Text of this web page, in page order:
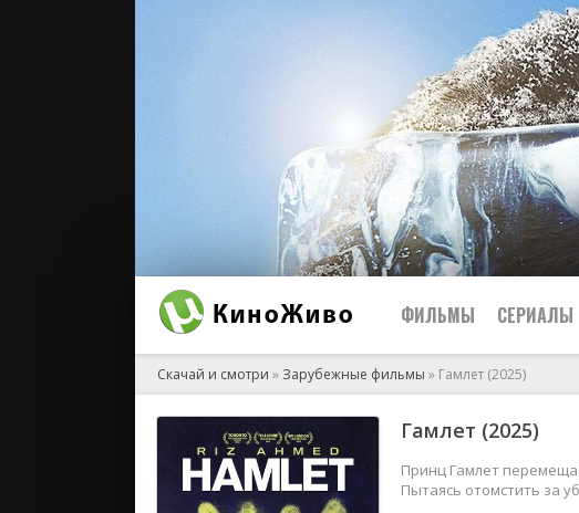
ФИЛЬМЫ
2026
2025
2024
СЕРИАЛЫ
2026
2025
2024
Скачай и смотри » Зарубежные фильмы » Гамлет (2025)
Гамлет (2025)
Принц Гамлет
Пытаясь отомстить за